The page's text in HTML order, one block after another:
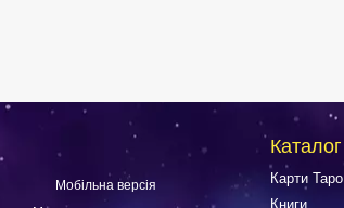
Мобільна версія
Каталог
Карти Таро
Книги